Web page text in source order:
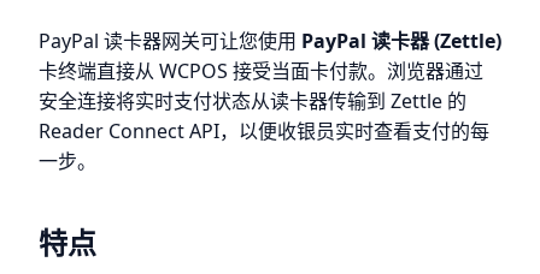
PayPal 读卡器网关可让您使用 PayPal 读卡器 (Zettle)
卡终端直接从 WCPOS 接受当面卡付款。浏览器通过
安全连接将实时支付状态从读卡器传输到 Zettle 的
Reader Connect API，以便收银员实时查看支付的每
一步。
特点